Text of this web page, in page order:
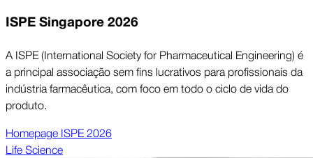
ISPE Singa­pore 2026
A ISPE (International Society for Pharmaceutical Engineering) é
a principal associação sem fins lucrativos para profissionais da
indústria farmacêutica, com foco em todo o ciclo de vida do
produto.
Home­page ISPE 2026
Life Science